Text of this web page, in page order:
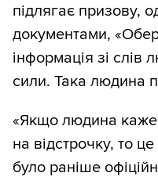
підлягає призову,
документами,
інформація зі
сили. Така людина
«Якщо людина
на відстрочку, то
було раніше